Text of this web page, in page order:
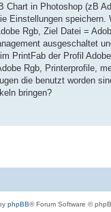
in Photoshop (zB
Einstellungen
Rgb, Ziel Datei =
ausgeschaltet
PrintFab der Profil
Rgb, Printerprofile,
die benutzt worden
bringen?
phpBB® Forum Software ©